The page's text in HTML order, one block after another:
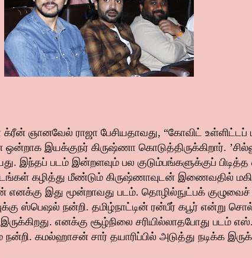
க்ரீன் ஞானவேல் ராஜா பேசியதாவது, “கோவிட்
இயக்குநர் கிருஷ்ணா கொடுத்திருக்கிறார்.
இந்தப் படம் இன்றளவும் பல குடும்பங்களுக்குப்
கழித்து மீண்டும் கிருஷ்ணாவுடன் இணைவதில்
எனக்கு இது மூன்றாவது படம். தொழில்நுட்பக் குழுவைச்
ஸ்பெஷல் நன்றி. தமிழ்நாட்டின் ரன்பீர் கபூர் என்று
எனக்கு சூழ்நிலை சரியில்லாதபோது படம்
கமல்ஹாசன் சார் தயாரிப்பில் அடுத்து நடிக்க